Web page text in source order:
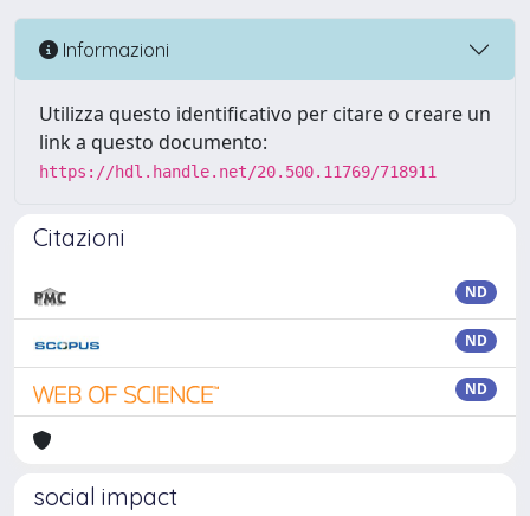
Informazioni
Utilizza questo identificativo per citare o creare un
link a questo documento:
https://hdl.handle.net/20.500.11769/718911
Citazioni
ND
ND
ND
social impact